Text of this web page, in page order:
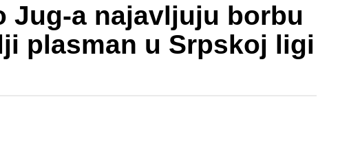
Jug-a najavljuju borbu
plasman u Srpskoj ligi